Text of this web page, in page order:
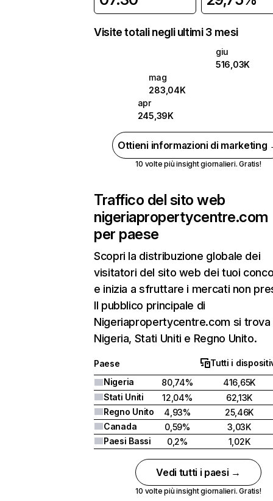
Visite totali negli ultimi 3 mesi
giu
516,03K
mag
283,04K
apr
245,39K
Ottieni informazioni di marketing
10 volte più insight giornalieri. Gratis!
Traffico del sito web
nigeriapropertycentre.com
per paese
Scopri la distribuzione globale dei
visitatori del sito web dei tuoi
e inizia a sfruttare i mercati non
Il pubblico principale di
Nigeriapropertycentre.com si trova
Nigeria, Stati Uniti e Regno Unito.
Paese
Tutti i
Nigeria
80,74%
416,65K
Stati Uniti
12,04%
62,13K
Regno Unito
4,93%
25,46K
Canada
0,59%
3,03K
Paesi Bassi
0,2% 1,02K
Vedi tutti i paesi →
10 volte più insight giornalieri. Gratis!